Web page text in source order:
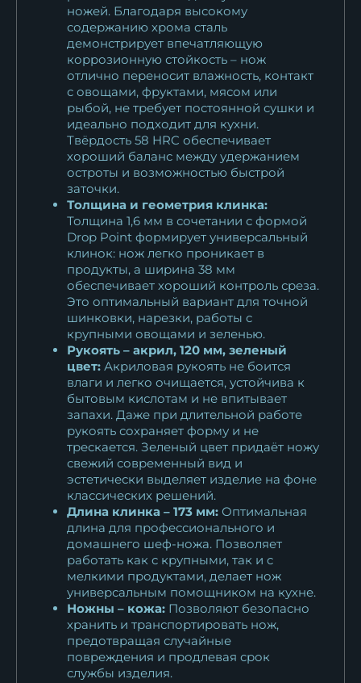
ножей. Благодаря высокому
содержанию хрома сталь
демонстрирует впечатляющую
коррозионную стойкость – нож
отлично переносит влажность, контакт
с овощами, фруктами, мясом или
рыбой, не требует постоянной сушки и
идеально подходит для кухни.
Твёрдость 58 HRC обеспечивает
хороший баланс между удержанием
остроты и возможностью быстрой
заточки.
Толщина и геометрия клинка:
Толщина 1,6 мм в сочетании с формой
Drop Point формирует универсальный
клинок: нож легко проникает в
продукты, а ширина 38 мм
обеспечивает хороший контроль среза.
Это оптимальный вариант для точной
шинковки, нарезки, работы с
крупными овощами и зеленью.
Рукоять – акрил, 120 мм, зеленый
цвет: Акриловая рукоять не боится
влаги и легко очищается, устойчива к
бытовым кислотам и не впитывает
запахи. Даже при длительной работе
рукоять сохраняет форму и не
трескается. Зеленый цвет придаёт ножу
свежий современный вид и
эстетически выделяет изделие на фоне
классических решений.
Длина клинка – 173 мм: Оптимальная
длина для профессионального и
домашнего шеф-ножа. Позволяет
работать как с крупными, так и с
мелкими продуктами, делает нож
универсальным помощником на кухне.
Ножны – кожа: Позволяют безопасно
хранить и транспортировать нож,
предотвращая случайные
повреждения и продлевая срок
службы изделия.